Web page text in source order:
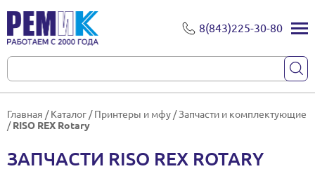
8(843)225-30-80
Главная /Каталог /Принтеры и мфу /Запчасти и комплектующие
/RISO REX Rotary
ЗАПЧАСТИ RISO REX ROTARY